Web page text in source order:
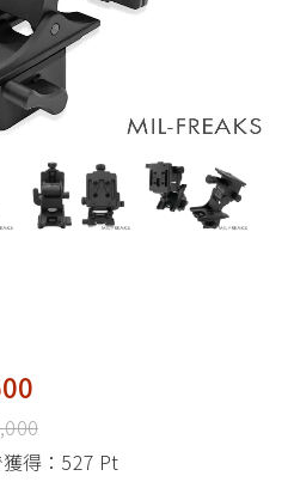
得： 527 Pt